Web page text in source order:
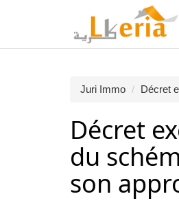
Juri Immo Décret
Décret
du
son